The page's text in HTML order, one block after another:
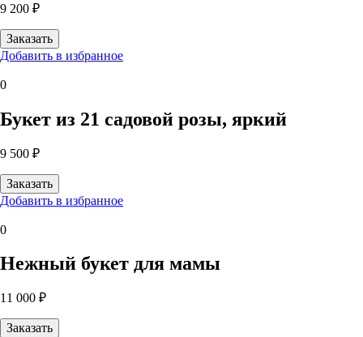
9 200 ₽
Добавить в избранное
0
Букет из 21 садовой розы, яркий
9 500 ₽
Добавить в избранное
0
Нежный букет для мамы
11 000 ₽